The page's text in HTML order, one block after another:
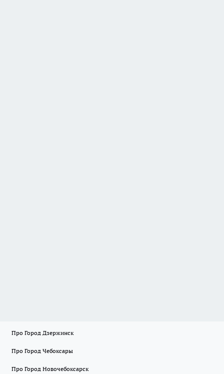
Про Город Дзержинск
Про Город Чебоксары
Про Город Новочебоксарск